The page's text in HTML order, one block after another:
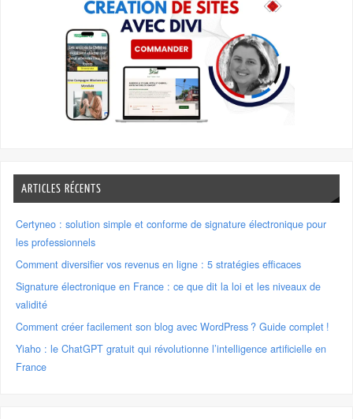
ARTICLES RÉCENTS
Certyneo : solution simple et conforme de signature électronique pour
les professionnels
Comment diversifier vos revenus en ligne : 5 stratégies efficaces
Signature électronique en France : ce que dit la loi et les niveaux de
validité
Comment créer facilement son blog avec WordPress ? Guide complet !
Yiaho : le ChatGPT gratuit qui révolutionne l’intelligence artificielle en
France